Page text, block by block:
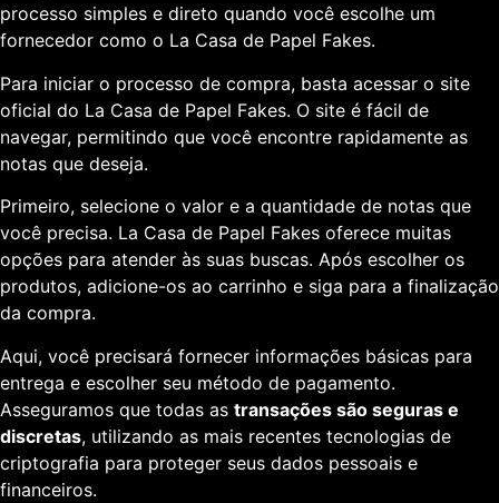
processo simples e direto quando você escolhe um
fornecedor como o La Casa de Papel Fakes.
Para iniciar o processo de compra, basta acessar o site
oficial do La Casa de Papel Fakes. O site é fácil de
navegar, permitindo que você encontre rapidamente as
notas que deseja.
Primeiro, selecione o valor e a quantidade de notas que
você precisa. La Casa de Papel Fakes oferece muitas
opções para atender às suas buscas. Após escolher os
produtos, adicione-os ao carrinho e siga para a finalização
da compra.
Aqui, você precisará fornecer informações básicas para
entrega e escolher seu método de pagamento.
Asseguramos que todas as transações são seguras e
discretas, utilizando as mais recentes tecnologias de
criptografia para proteger seus dados pessoais e
financeiros.